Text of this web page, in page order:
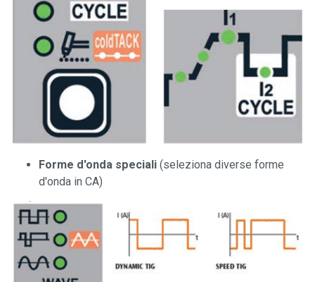
Forme d'onda speciali (seleziona diverse forme
d'onda in CA)